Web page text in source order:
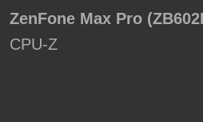
ZenFone Max Pro
CPU-Z